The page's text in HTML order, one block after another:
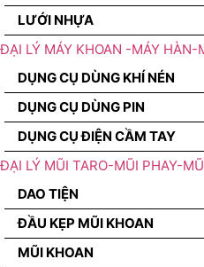
LƯỚI NHỰA
ĐẠI LÝ MÁY KHOAN -MÁY HÀN-
DỤNG CỤ DÙNG KHÍ NÉN
DỤNG CỤ DÙNG PIN
DỤNG CỤ ĐIỆN CẦM TAY
ĐẠI LÝ MŨI TARO-MŨI PHAY-
DAO TIỆN
ĐẦU KẸP MŨI KHOAN
MŨI KHOAN